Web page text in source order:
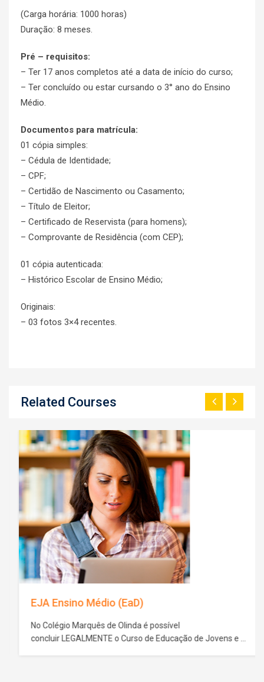
(Carga horária: 1000 horas)
Duração: 8 meses.
Pré – requisitos:
– Ter 17 anos completos até a data de início do curso;
– Ter concluído ou estar cursando o 3° ano do Ensino
Médio.
Documentos para matrícula:
01 cópia simples:
– Cédula de Identidade;
– CPF;
– Certidão de Nascimento ou Casamento;
– Título de Eleitor;
– Certificado de Reservista (para homens);
– Comprovante de Residência (com CEP);
01 cópia autenticada:
– Histórico Escolar de Ensino Médio;
Originais:
– 03 fotos 3×4 recentes.
Related Courses
EJA Ensino Médio (EaD)
No Colégio Marquês de Olinda é possível
concluir LEGALMENTE o Curso de Educação de Jovens e